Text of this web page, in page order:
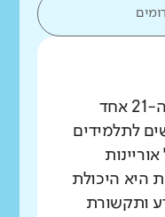
בעידן הדיגיטלי של המאה ה-21 אחד
לתלמידים
היא היכולת
ותקשורת